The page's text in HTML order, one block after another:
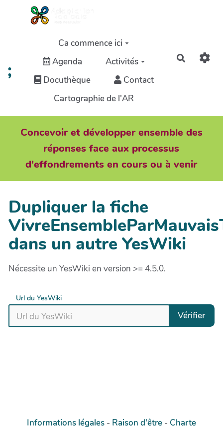
Aller au contenu principal
;
Ca commence ici
Agenda
Activités
Docuthèque
Contact
Cartographie de l'AR
Concevoir et développer ensemble des
réponses face aux processus
d'effondrements en cours ou à venir
Dupliquer la fiche
dans un autre YesWiki
Nécessite un YesWiki en version >= 4.5.0.
Url du YesWiki
Vérifier
Informations légales - Raison d'être - Charte